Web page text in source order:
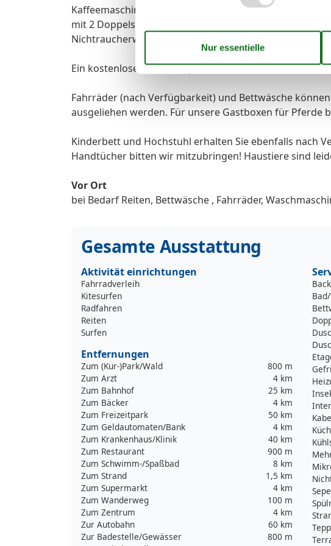
Kaffeemaschine, Toaster, Wasserkocher, Essecke,
mit 2 Doppelstockbetten, großes Bad mit Waschbecken
Nichtraucherwohnung !
Ein kostenloser PKW Stellplatz steht unseren Gästen
Fahrräder (nach Verfügbarkeit) und Bettwäsche
ausgeliehen werden. Für unsere Gastboxen für Pferde
Kinderbett und Hochstuhl erhalten Sie ebenfalls nach
Handtücher bitten wir mitzubringen! Haustiere sind
Vor Ort
bei Bedarf Reiten, Bettwäsche , Fahrräder,
Gesamte Ausstattung
Aktivität einrichtungen
Fahrradverleih
Kitesurfen
Radfahren
Reiten
Surfen
Entfernungen
Zum (Kur-)Park/Wald
800 m
Zum Arzt
4 km
Zum Bahnhof
25 km
Zum Bäcker
4 km
Zum Freizeitpark
50 km
Zum Geldautomaten/Bank
4 km
Zum Krankenhaus/Klinik
40 km
Zum Restaurant
900 m
Zum Schwimm-/Spaßbad
8 km
Zum Strand
1,5 km
Zum Supermarkt
4 km
Zum Wanderweg
100 m
Zum Zentrum
4 km
Zur Autobahn
60 km
Zur Badestelle/Gewässer
800 m